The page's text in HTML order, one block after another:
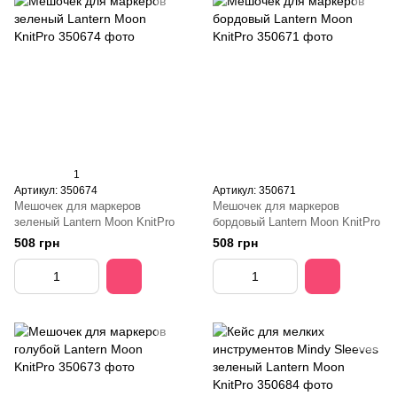
1
Артикул: 350674
Мешочек для маркеров
зеленый Lantern Moon KnitPro
508 грн
Артикул: 350671
Мешочек для маркеров
бордовый Lantern Moon KnitPro
508 грн